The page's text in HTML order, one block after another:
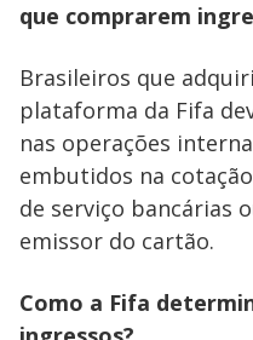
que comprarem
Brasileiros que
plataforma da Fifa
nas operações
embutidos na
de serviço bancárias
emissor do cartão.
Como a Fifa